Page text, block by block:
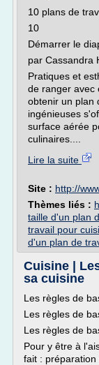
10 plans de
10
Démarrer le
par Cassandra
Pratiques et
de ranger avec
obtenir un plan
ingénieuses
surface aérée
culinaires....
Lire la suite
Site : http://
Thèmes liés :
taille d'un plan
travail pour
d'un plan de
Cuisine |
sa cuisine
Les règles de
Les règles de
Les règles de
Pour y être à
fait :